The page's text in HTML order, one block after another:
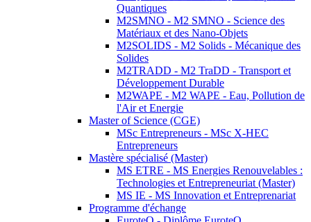
Quantiques
M2SMNO - M2 SMNO - Science des
Matériaux et des Nano-Objets
M2SOLIDS - M2 Solids - Mécanique des
Solides
M2TRADD - M2 TraDD - Transport et
Développement Durable
M2WAPE - M2 WAPE - Eau, Pollution de
l'Air et Energie
Master of Science (CGE)
MSc Entrepreneurs - MSc X-HEC
Entrepreneurs
Mastère spécialisé (Master)
MS ETRE - MS Energies Renouvelables :
Technologies et Entrepreneuriat (Master)
MS IE - MS Innovation et Entreprenariat
Programme d'échange